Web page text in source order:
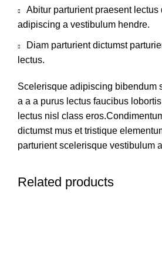
Abitur parturient praesent lectus
adipiscing a vestibulum hendre.
Diam parturient dictumst
lectus.
Scelerisque adipiscing bibendum
a a a purus lectus faucibus
lectus nisl class
dictumst mus et tristique
parturient scelerisque vestibulum
Related products